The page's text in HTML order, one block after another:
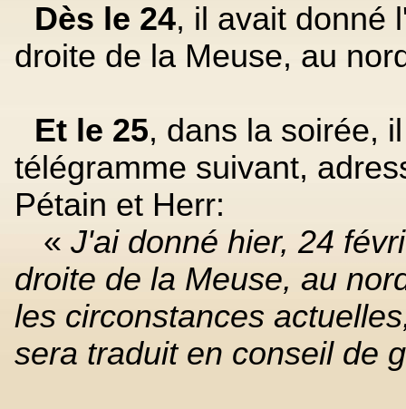
Dès le 24, il avait donné
droite de la Meuse, au
Et le 25, dans la soirée,
télégramme suivant,
Pétain et Herr:
«J'ai donné hier, 24
droite de la Meuse, au
les circonstances
sera traduit en conseil de